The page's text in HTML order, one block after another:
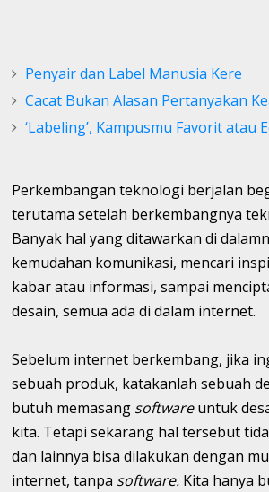
Penyair dan Label Manusia Kere
Cacat Bukan Alasan Pertanyakan
‘Labeling’, Kampusmu Favorit atau
Perkembangan teknologi berjalan
terutama setelah berkembangnya
Banyak hal yang ditawarkan di
kemudahan komunikasi, mencari
kabar atau informasi, sampai
desain, semua ada di dalam internet.
Sebelum internet berkembang, jika
sebuah produk, katakanlah sebuah
butuh memasang softwareuntuk
kita. Tetapi sekarang hal tersebut
dan lainnya bisa dilakukan dengan
internet, tanpa software. Kita hanya